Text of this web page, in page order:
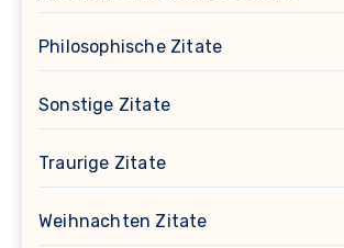
Philosophische Zitate
Sonstige Zitate
Traurige Zitate
Weihnachten Zitate